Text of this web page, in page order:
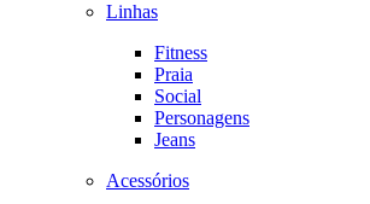
Linhas
Fitness
Praia
Social
Personagens
Jeans
Acessórios